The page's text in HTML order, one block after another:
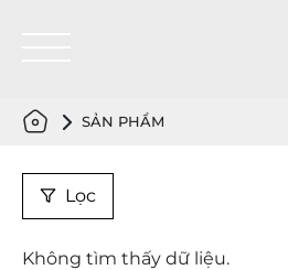
SẢN PHẨM
Lọc
Không tìm thấy dữ liệu.